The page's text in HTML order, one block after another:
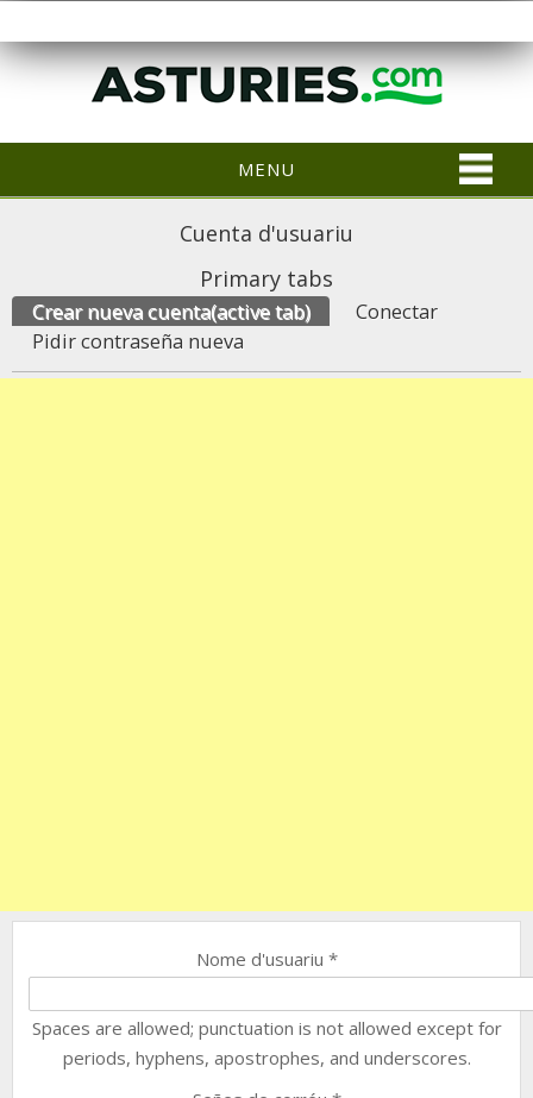
MENU
Cuenta d'usuariu
Primary tabs
Crear nueva cuenta(active tab)
Conectar
Pidir contraseña nueva
Nome d'usuariu *
Spaces are allowed; punctuation is not allowed except for
periods, hyphens, apostrophes, and underscores.